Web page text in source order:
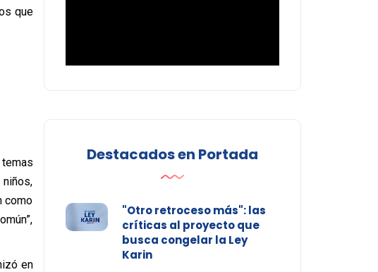
que
como
en
Destacados en Portada
"Otro retroceso más": las
críticas al proyecto que
busca congelar la Ley
Karin